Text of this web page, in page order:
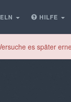
HILFE
es später